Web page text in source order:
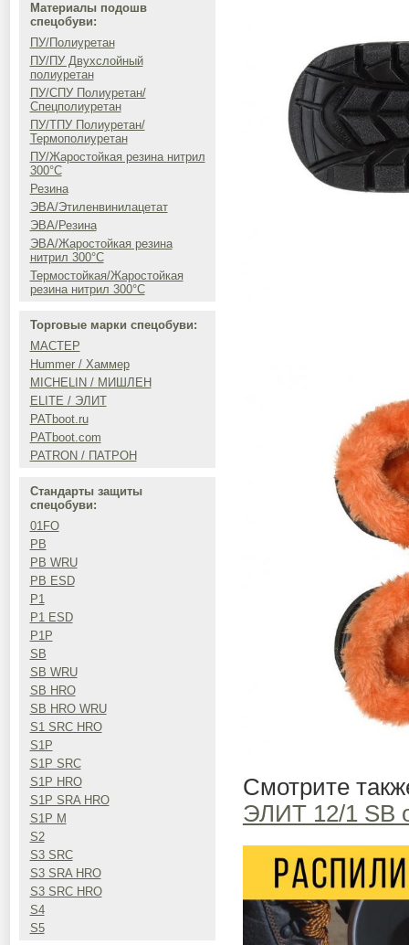
Материалы подошв
спецобуви:
ПУ/Полиуретан
ПУ/ПУ Двухслойный
полиуретан
ПУ/СПУ Полиуретан/
Спецполиуретан
ПУ/ТПУ Полиуретан/
Термополиуретан
ПУ/Жаростойкая резина нитрил
300°C
Резина
ЭВА/Этиленвинилацетат
ЭВА/Резина
ЭВА/Жаростойкая резина
нитрил 300°C
Термостойкая/Жаростойкая
резина нитрил 300°C
Торговые марки спецобуви:
МАСТЕР
Hummer / Хаммер
MICHELIN / МИШЛЕН
ELITE / ЭЛИТ
PATboot.ru
PATboot.com
PATRON / ПАТРОН
Стандарты защиты
спецобуви:
01FO
PB
PB WRU
PB ESD
P1
P1 ESD
P1P
SB
SB WRU
SB HRO
SB HRO WRU
S1 SRC HRO
S1P
S1P SRC
S1P HRO
S1P SRA HRO
S1P M
S2
S3 SRC
S3 SRA HRO
S3 SRC HRO
S4
S5
Смотрите
ЭЛИТ 12/1 SB